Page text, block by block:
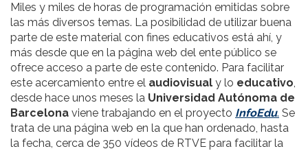
Miles y miles de horas de programación emitidas sobre
las más diversos temas. La posibilidad de utilizar buena
parte de este material con fines educativos está ahí, y
más desde que en la página web del ente público se
ofrece acceso a parte de este contenido. Para facilitar
este acercamiento entre el audiovisual y lo educativo,
desde hace unos meses la Universidad Autónoma de
Barcelona viene trabajando en el proyecto InfoEdu. Se
trata de una página web en la que han ordenado, hasta
la fecha, cerca de 350 vídeos de RTVE para facilitar la